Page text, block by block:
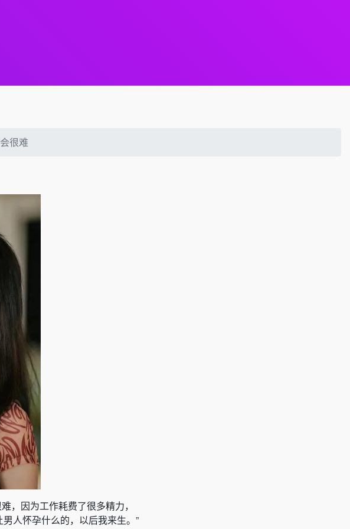
很难
，因为工作耗费了很多精力，
人怀孕什么的，以后我来生。”